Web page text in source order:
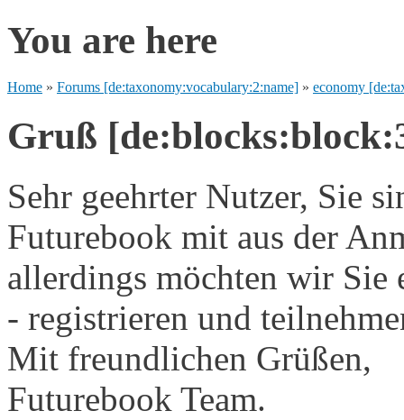
You are here
Home » Forums [de:taxonomy:vocabulary:2:name] » economy
Gruß
Sehr geehrter Nutzer, Sie
Futurebook mit aus der
allerdings möchten wir Sie
- registrieren und
Mit freundlichen Grüßen,
Futurebook Team.